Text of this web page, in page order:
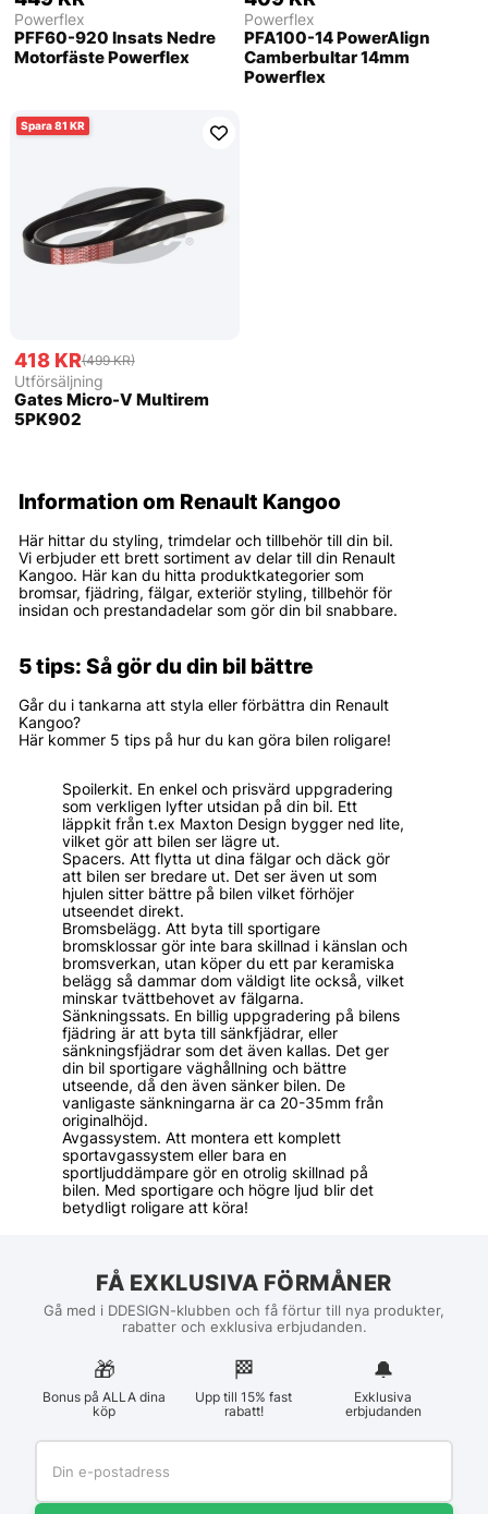
Powerflex
PFF60-920 Insats Nedre
Motorfäste Powerflex
Powerflex
PFA100-14 PowerAlign
Camberbultar 14mm
Powerflex
81
418 KR(499 KR)
Utförsäljning
Gates Micro-V Multirem
5PK902
Information om Renault Kangoo
Här hittar du styling, trimdelar och tillbehör till din bil.
Vi erbjuder ett brett sortiment av delar till din Renault
Kangoo. Här kan du hitta produktkategorier som
bromsar, fjädring, fälgar, exteriör styling, tillbehör för
insidan och prestandadelar som gör din bil snabbare.
5 tips: Så gör du din bil bättre
Går du i tankarna att styla eller förbättra din Renault
Kangoo?
Här kommer 5 tips på hur du kan göra bilen roligare!
Spoilerkit. En enkel och prisvärd uppgradering
som verkligen lyfter utsidan på din bil. Ett
läppkit från t.ex Maxton Design bygger ned lite,
vilket gör att bilen ser lägre ut.
Spacers. Att flytta ut dina fälgar och däck gör
att bilen ser bredare ut. Det ser även ut som
hjulen sitter bättre på bilen vilket förhöjer
utseendet direkt.
Bromsbelägg. Att byta till sportigare
bromsklossar gör inte bara skillnad i känslan och
bromsverkan, utan köper du ett par keramiska
belägg så dammar dom väldigt lite också, vilket
minskar tvättbehovet av fälgarna.
Sänkningssats. En billig uppgradering på bilens
fjädring är att byta till sänkfjädrar, eller
sänkningsfjädrar som det även kallas. Det ger
din bil sportigare väghållning och bättre
utseende, då den även sänker bilen. De
vanligaste sänkningarna är ca 20-35mm från
originalhöjd.
Avgassystem. Att montera ett komplett
sportavgassystem eller bara en
sportljuddämpare gör en otrolig skillnad på
bilen. Med sportigare och högre ljud blir det
betydligt roligare att köra!
FÅ EXKLUSIVA FÖRMÅNER
Gå med i DDESIGN-klubben och få förtur till nya produkter,
rabatter och exklusiva erbjudanden.
🎁
Bonus på ALLA dina
köp
🏁︎
Upp till 15% fast
rabatt!
🔔
Exklusiva
erbjudanden